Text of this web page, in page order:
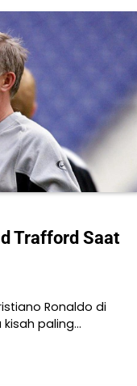
Trafford Saat
Ronaldo di
paling…